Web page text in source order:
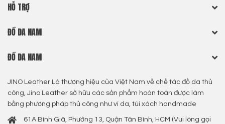
HỖ TRỢ
ĐỒ DA NAM
ĐỒ DA NAM
JINO Leather Là thương hiệu của Việt Nam về chế tác đồ da thủ
công, Jino Leather sở hữu các sản phẩm hoàn toàn được làm
bằng phương pháp thủ công như ví da, túi xách handmade
61A Bình Giã, Phường 13, Quận Tân Bình, HCM (Vui lòng gọi